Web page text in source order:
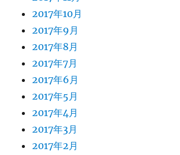
2017年10月
2017年9月
2017年8月
2017年7月
2017年6月
2017年5月
2017年4月
2017年3月
2017年2月